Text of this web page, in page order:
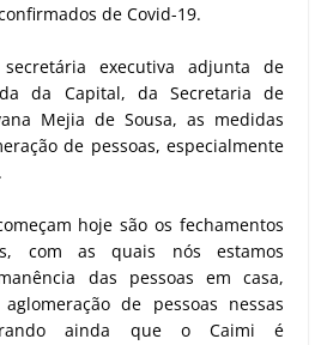
de Covid-19.
executiva adjunta de
da Capital, da Secretaria de
Mejia de Sousa, as medidas
de pessoas, especialmente
hoje são os fechamentos
com as quais nós estamos
das pessoas em casa,
de pessoas nessas
ainda que o Caimi é